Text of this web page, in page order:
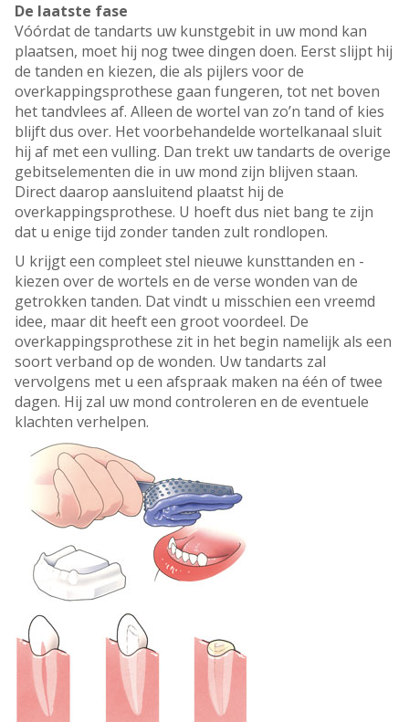
De laatste fase
Vóórdat de tandarts uw kunstgebit in uw mond kan
plaatsen, moet hij nog twee dingen doen. Eerst slijpt hij
de tanden en kiezen, die als pijlers voor de
overkappingsprothese gaan fungeren, tot net boven
het tandvlees af. Alleen de wortel van zo’n tand of kies
blijft dus over. Het voorbehandelde wortelkanaal sluit
hij af met een vulling. Dan trekt uw tandarts de overige
gebitselementen die in uw mond zijn blijven staan.
Direct daarop aansluitend plaatst hij de
overkappingsprothese. U hoeft dus niet bang te zijn
dat u enige tijd zonder tanden zult rondlopen.
U krijgt een compleet stel nieuwe kunsttanden en -
kiezen over de wortels en de verse wonden van de
getrokken tanden. Dat vindt u misschien een vreemd
idee, maar dit heeft een groot voordeel. De
overkappingsprothese zit in het begin namelijk als een
soort verband op de wonden. Uw tandarts zal
vervolgens met u een afspraak maken na één of twee
dagen. Hij zal uw mond controleren en de eventuele
klachten verhelpen.